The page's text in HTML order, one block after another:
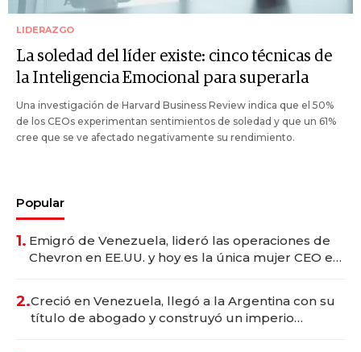
LIDERAZGO
La soledad del líder existe: cinco técnicas de
la Inteligencia Emocional para superarla
Una investigación de Harvard Business Review indica que el 50%
de los CEOs experimentan sentimientos de soledad y que un 61%
cree que se ve afectado negativamente su rendimiento.
Popular
1. Emigró de Venezuela, lideró las operaciones de
Chevron en EE.UU. y hoy es la única mujer CEO en
2.Creció en Venezuela, llegó a la Argentina con su
título de abogado y construyó un imperio